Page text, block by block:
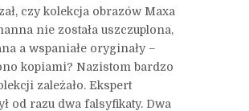
czy kolekcja obrazów Maxa
nie została uszczuplona,
a wspaniałe oryginały –
kopiami? Nazistom bardzo
zależało. Ekspert
od razu dwa falsyfikaty. Dwa